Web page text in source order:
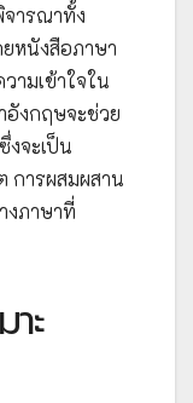
จารณาทั้ง
หนังสือภาษา
ามเข้าใจใน
งกฤษจะช่วย
งจะเป็น
การผสมผสาน
งภาษาที่
ะ